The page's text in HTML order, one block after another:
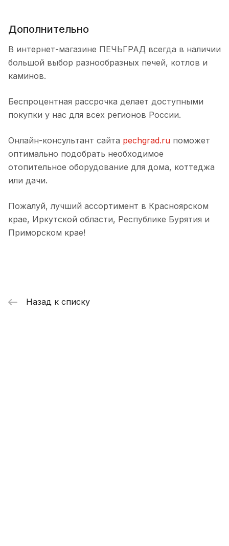
Дополнительно
В интернет-магазине ПЕЧЬГРАД всегда в наличии
большой выбор разнообразных печей, котлов и
каминов.
Беспроцентная рассрочка делает доступными
покупки у нас для всех регионов России.
Онлайн-консультант сайта pechgrad.ru поможет
оптимально подобрать необходимое
отопительное оборудование для дома, коттеджа
или дачи.
Пожалуй, лучший ассортимент в Красноярском
крае, Иркутской области, Республике Бурятия и
Приморском крае!
Назад к списку